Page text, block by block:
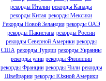
рекорды Италии рекорды Канады
рекорды Китая рекорды Мексики
Рекорды Новой Зеландии рекорды ОАЭ
рекорды Пакистана рекорды России
рекорды Северной Америки рекорды
США рекорды Турции рекорды Украины
рекорды улиц рекорды Филиппин
рекорды Франции рекорды Чили рекорды
Швейцарии рекорды Южной Америки